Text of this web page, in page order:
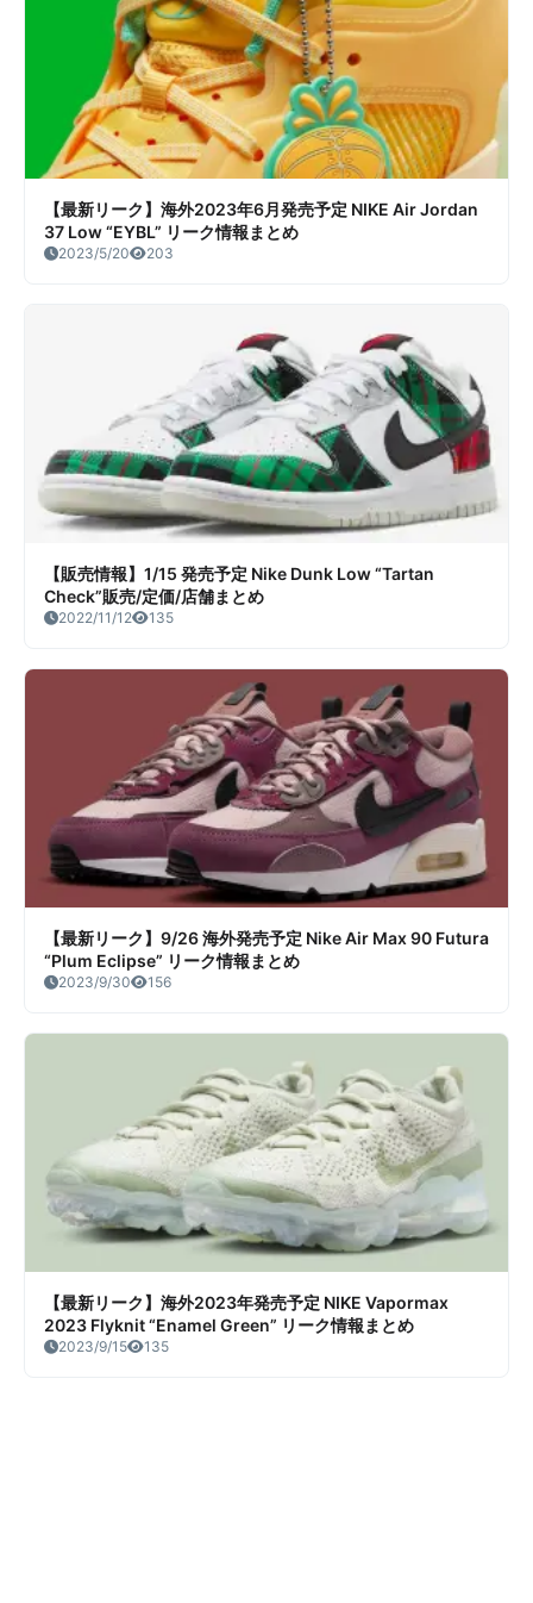
【最新リーク】海外2023年6月発売予定 NIKE Air Jordan
37 Low “EYBL” リーク情報まとめ
2023/5/20 203
【販売情報】1/15 発売予定 Nike Dunk Low “Tartan
Check”販売/定価/店舗まとめ
2022/11/12 135
【最新リーク】9/26 海外発売予定 Nike Air Max 90 Futura
“Plum Eclipse” リーク情報まとめ
2023/9/30 156
【最新リーク】海外2023年発売予定 NIKE Vapormax
2023 Flyknit “Enamel Green” リーク情報まとめ
2023/9/15 135